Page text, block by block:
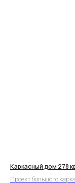
Каркасный дом 278
Проект большого